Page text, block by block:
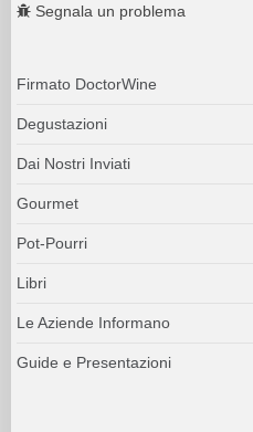
Segnala un problema
Firmato DoctorWine
Degustazioni
Dai Nostri Inviati
Gourmet
Pot-Pourri
Libri
Le Aziende Informano
Guide e Presentazioni